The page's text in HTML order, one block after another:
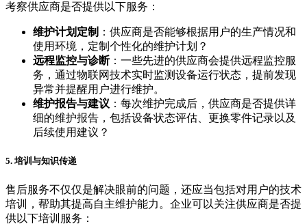
考察供应商是否提供以下服务：
维护计划定制 ：供应商是否能够根据用户的生产情况和
使用环境，定制个性化的维护计划？
远程监控与诊断：一些先进的供应商会提供远程监控服
务，通过物联网技术实时监测设备运行状态，提前发现
异常并提醒用户进行维护。
维护报告与建议 ：每次维护完成后，供应商是否提供详
细的维护报告，包括设备状态评估、更换零件记录以及
后续使用建议？
5. 培训与知识传递
售后服务不仅仅是解决眼前的问题，还应当包括对用户的技术
培训，帮助其提高自主维护能力。企业可以关注供应商是否提
供以下培训服务：